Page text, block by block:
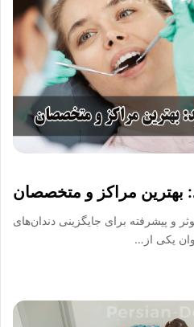
بهترین مراکز و متخصصان
و پیشرفته برای جایگزینی دندان‌های
یکی از…